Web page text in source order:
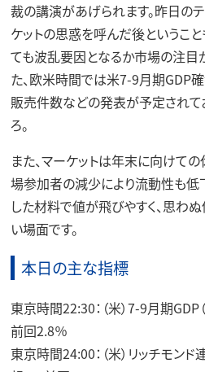
裁の講演があげられます。昨日の
ケットの思惑を呼んだ後というこ
ても波乱要因となるか市場の注目
た、欧米時間では米7-9月期GDP
販売件数などの発表が予定されて
ろ。
また、マーケットは年末に向けて
場参加者の減少により流動性も低
した材料で値が飛びやすく、思わ
い場面です。
本日の主な指標
東京時間22:30：（米）7-9月期
前回2.8％
東京時間24:00：（米）リッチモ